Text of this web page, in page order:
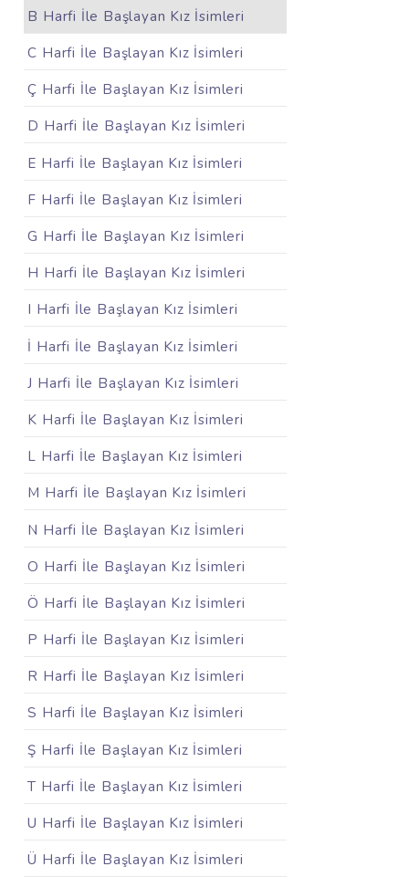
B Harfi İle Başlayan Kız İsimleri
C Harfi İle Başlayan Kız İsimleri
Ç Harfi İle Başlayan Kız İsimleri
D Harfi İle Başlayan Kız İsimleri
E Harfi İle Başlayan Kız İsimleri
F Harfi İle Başlayan Kız İsimleri
G Harfi İle Başlayan Kız İsimleri
H Harfi İle Başlayan Kız İsimleri
I Harfi İle Başlayan Kız İsimleri
İ Harfi İle Başlayan Kız İsimleri
J Harfi İle Başlayan Kız İsimleri
K Harfi İle Başlayan Kız İsimleri
L Harfi İle Başlayan Kız İsimleri
M Harfi İle Başlayan Kız İsimleri
N Harfi İle Başlayan Kız İsimleri
O Harfi İle Başlayan Kız İsimleri
Ö Harfi İle Başlayan Kız İsimleri
P Harfi İle Başlayan Kız İsimleri
R Harfi İle Başlayan Kız İsimleri
S Harfi İle Başlayan Kız İsimleri
Ş Harfi İle Başlayan Kız İsimleri
T Harfi İle Başlayan Kız İsimleri
U Harfi İle Başlayan Kız İsimleri
Ü Harfi İle Başlayan Kız İsimleri